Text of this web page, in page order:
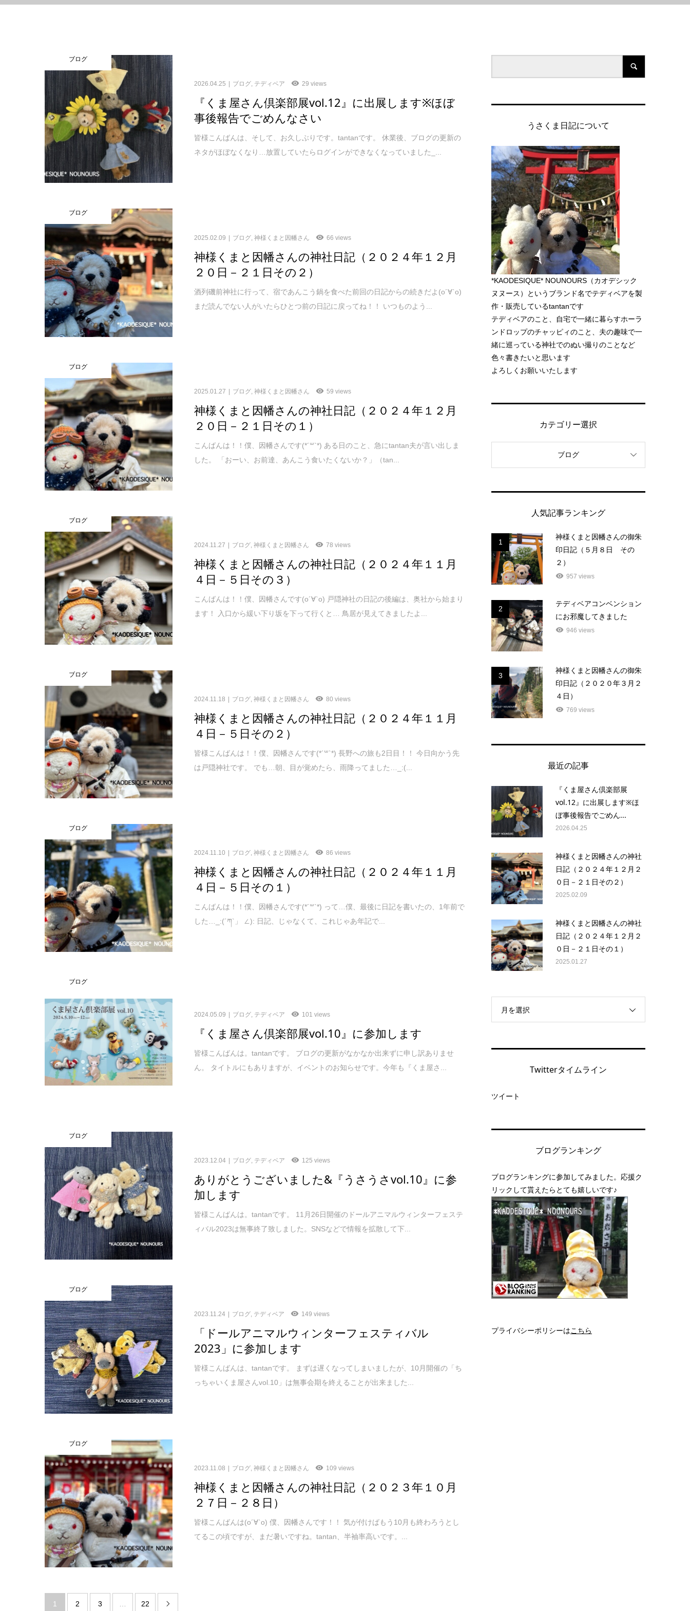
ブログ
2026.04.25 ブログ, テディベア 29 views
『くま屋さん倶楽部展vol.12』に出展します※ほぼ
事後報告でごめんなさい
皆様こんばんは、そして、お久しぶりです。tantanです。 休業後、ブログの更新の
ネタがほぼなくなり…放置していたらログインができなくなっていました_...
ブログ
2025.02.09 ブログ ,神様くまと因幡さん 66 views
神様くまと因幡さんの神社日記（２０２４年１２月
２０日－２１日その２）
酒列磯前神社に行って、宿であんこう鍋を食べた前回の日記からの続きだよ(о´∀`о)
まだ読んでない人がいたらひとつ前の日記に戻ってね！！ いつものよう...
ブログ
2025.01.27 ブログ,神様くまと因幡さん 59 views
神様くまと因幡さんの神社日記（２０２４年１２月
２０日－２１日その１）
こんばんは！！僕、因幡さんです(*´꒳`*) ある日のこと、急にtantan夫が言い出しま
した。 「おーい、お前達、あんこう食いたくないか？」（tan...
ブログ
2024.11.27 ブログ,神様くまと因幡さん 78 views
神様くまと因幡さんの神社日記（２０２４年１１月
４日－５日その３）
こんばんは！！僕、因幡さんです(о´∀`о) 戸隠神社の日記の後編は、奥社から始まり
ます！ 入口から緩い下り坂を下って行くと… 鳥居が見えてきましたよ...
ブログ
2024.11.18 ブログ ,神様くまと因幡さん 80 views
神様くまと因幡さんの神社日記（２０２４年１１月
４日－５日その２）
皆様こんばんは！！僕、因幡さんです(*´꒳`*) 長野への旅も2日目！！ 今日向かう先
は戸隠神社です。 でも…朝、目が覚めたら、雨降ってました…_:(...
ブログ
2024.11.10 ブログ,神様くまと因幡さん 86 views
神様くまと因幡さんの神社日記（２０２４年１１月
４日－５日その１）
こんばんは！！僕、因幡さんです(*´꒳`*) って…僕、最後に日記を書いたの、1年前で
した…_:(´ཀ`」 ∠): 日記、じゃなくて、これじゃあ年記で...
ブログ
2024.05.09 ブログ テディベア 101 views
『くま屋さん倶楽部展vol.10』に参加します
皆様こんばんは。tantanです。 ブログの更新がなかなか出来ずに申し訳ありませ
ん。 タイトルにもありますが、イベントのお知らせです。今年も『くま屋さ...
ブログ
2023.12.04 ブログ, テディベア 125 views
ありがとうございました&『うさうさvol.10』に参
加します
皆様こんばんは。tantanです。 11月26日開催のドールアニマルウィンターフェステ
ィバル2023は無事終了致しました。SNSなどで情報を拡散して下...
ブログ
2023.11.24 ブログ, テディベア 149 views
「ドールアニマルウィンターフェスティバル
2023」に参加します
皆様こんばんは、tantanです。 まずは遅くなってしまいましたが、10月開催の「ち
っちゃいくま屋さんvol.10」は無事会期を終えることが出来ました...
ブログ
2023.11.08 ブログ ,神様くまと因幡さん 109 views
神様くまと因幡さんの神社日記（２０２３年１０月
２７日－２８日）
皆様こんばんは(о´∀`о) 僕、因幡さんです！！ 気が付けばもう10月も終わろうとし
てるこの頃ですが、まだ暑いですね。tantan、半袖率高いです。...
1 2 3 22 
うさくま日記について
*KAODESIQUE* NOUNOURS（カオデシック
ヌヌース）というブランド名でテディベアを製
作・販売しているtantanです
テディベアのこと、自宅で一緒に暮らすホーラ
ンドロップのチャッピィのこと、夫の趣味で一
緒に巡っている神社でのぬい撮りのことなど
色々書きたいと思います
よろしくお願いいたします
カテゴリー選択
ブログ
人気記事ランキング
1
神様くまと因幡さんの御朱
印日記（５月８日 その
２）
957 views
2
テディベアコンベンション
にお邪魔してきました
946 views
3
神様くまと因幡さんの御朱
印日記（２０２０年３月２
４日）
769 views
最近の記事
『くま屋さん倶楽部展
vol.12』に出展します※ほ
ぼ事後報告でごめん...
2026.04.25
神様くまと因幡さんの神社
日記（２０２４年１２月２
０日－２１日その２）
2025.02.09
神様くまと因幡さんの神社
日記（２０２４年１２月２
０日－２１日その１）
2025.01.27
月を選択
Twitterタイムライン
ツイート
ブログランキング
ブログランキングに参加してみました。応援ク
リックして貰えたらとても嬉しいです♪
プライバシーポリシーはこちら